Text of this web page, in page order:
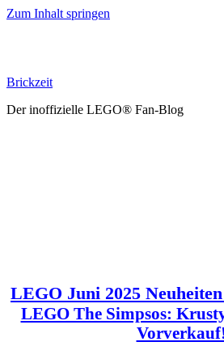
Zum Inhalt springen
Brickzeit
Der inoffizielle LEGO® Fan-Blog
LEGO Juni 2025
LEGO The Simpsos: